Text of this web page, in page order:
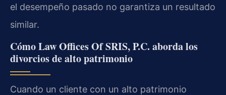
el desempeño pasado no garantiza un resultado
similar.
Cómo Law Offices Of SRIS, P.C. aborda los
divorcios de alto patrimonio
Cuando un cliente con un alto patrimonio